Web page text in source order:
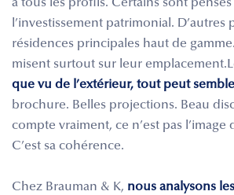
à tous les profils. Certains sont
l’investissement patrimonial. D’autres
résidences principales haut de
misent surtout sur leur
que vu de l’extérieur, tout peut
brochure. Belles projections. Beau
compte vraiment, ce n’est pas l’image
C’est sa cohérence.
Chez Brauman & K, nous analysons